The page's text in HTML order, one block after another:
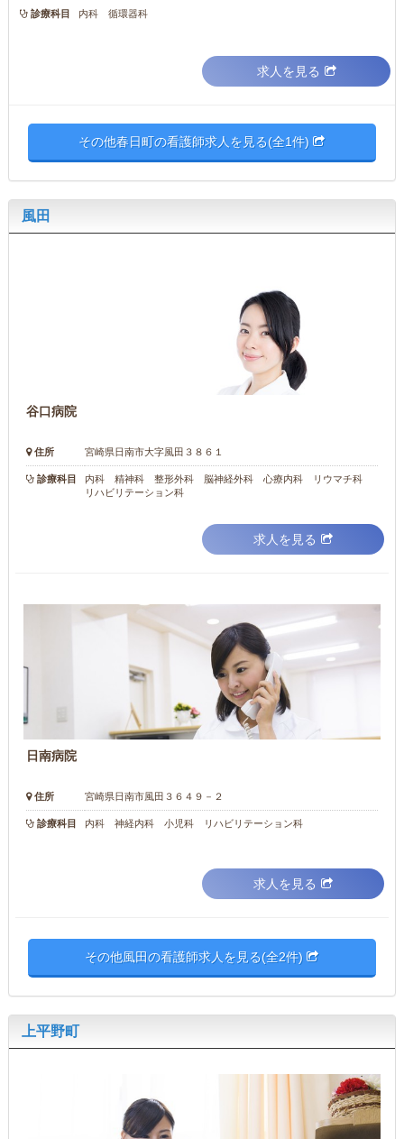
診療科目 内科 循環器科
求人を見る
その他春日町の看護師求人を見る(全1件)
風田
谷口病院
住所 宮崎県日南市大字風田３８６１
診療科目
内科 精神科 整形外科 脳神経外科 心療内科 リウマチ科
リハビリテーション科
求人を見る
日南病院
住所 宮崎県日南市風田３６４９－２
診療科目 内科 神経内科 小児科 リハビリテーション科
求人を見る
その他風田の看護師求人を見る(全2件)
上平野町